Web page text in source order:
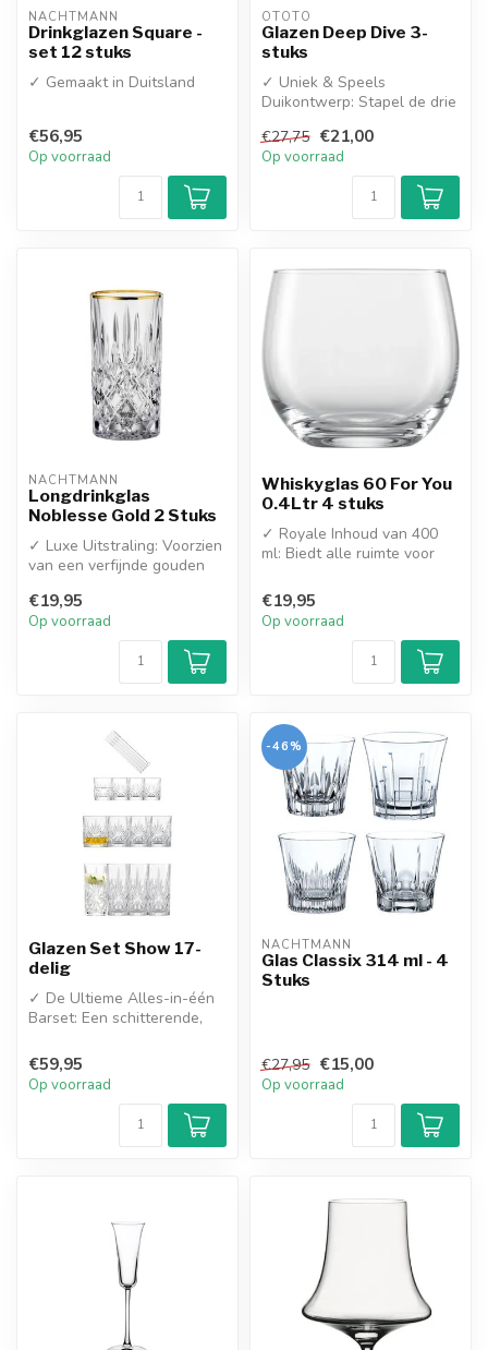
NACHTMANN
Drinkglazen Square -
set 12 stuks
✓ Gemaakt in Duitsland
€56,95
Op voorraad
OTOTO
Glazen Deep Dive 3-
stuks
✓ Uniek & Speels
Duikontwerp: Stapel de drie
de duik...
€27,75 €21,00
Op voorraad
NACHTMANN
Longdrinkglas
Noblesse Gold 2 Stuks
✓ Luxe Uitstraling: Voorzien
van een verfijnde gouden
€19,95
Op voorraad
Whiskyglas 60 For You
0.4Ltr 4 stuks
✓ Royale Inhoud van 400
ml: Biedt alle ruimte voor
gro...
€19,95
Op voorraad
Glazen Set Show 17-
delig
✓ De Ultieme Alles-in-één
Barset: Een schitterende,
...
€59,95
Op voorraad
-46%
NACHTMANN
Glas Classix 314 ml - 4
Stuks
€27,95 €15,00
Op voorraad